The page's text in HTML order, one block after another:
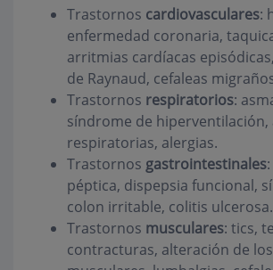
Trastornos cardiovasculares:
enfermedad coronaria,
arritmias cardíacas
de Raynaud, cefaleas
Trastornos respiratorios:
síndrome de hiperventilación,
respiratorias, alergias.
Trastornos gastrointestinales
péptica, dispepsia funcional,
colon irritable, colitis ulcerosa.
Trastornos musculares: tics,
contracturas, alteración de